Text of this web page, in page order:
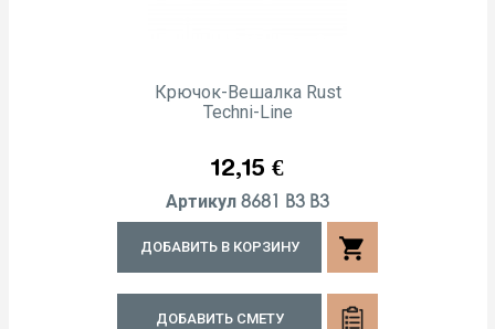
Крючок-Вешалка Rust
Techni-Line
Цена
12,15 €
Артикул 8681 B3 B3
ДОБАВИТЬ В КОРЗИНУ shopping_cart
ДОБАВИТЬ СМЕТУ